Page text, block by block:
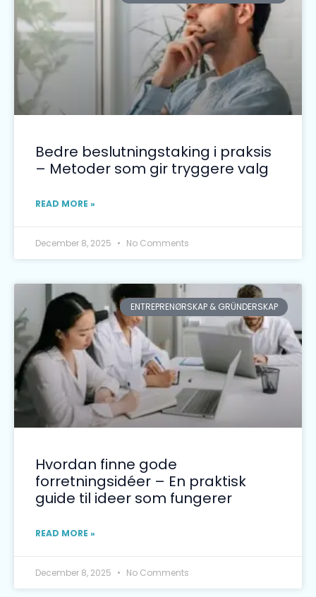
Bedre beslutningstaking i praksis
– Metoder som gir tryggere valg
READ MORE »
December 8, 2025 No Comments
ENTREPRENØRSKAP & GRÜNDERSKAP
Hvordan finne gode
forretningsidéer – En praktisk
guide til ideer som fungerer
READ MORE »
December 8, 2025 No Comments